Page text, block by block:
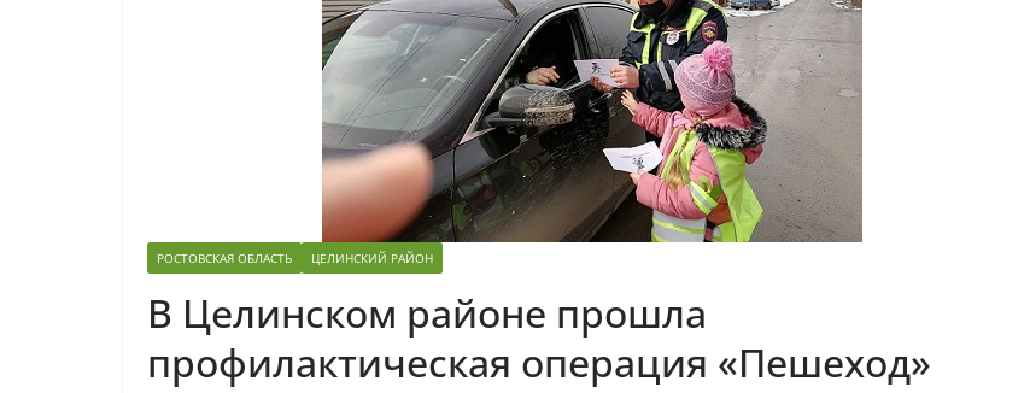
РОСТОВСКАЯ ОБЛАСТЬ ЦЕЛИНСКИЙ РАЙОН
В Целинском районе прошла
профилактическая операция «Пешеход»